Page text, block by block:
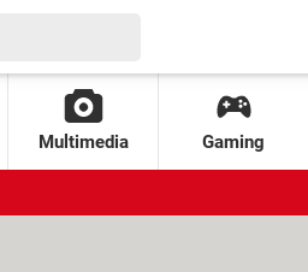
Multimedia Gaming